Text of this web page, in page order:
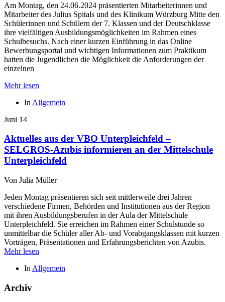
Am Montag, den 24.06.2024 präsentierten Mitarbeiterinnen und
Mitarbeiter des Julius Spitals und des Klinikum Würzburg Mitte den
Schülerinnen und Schülern der 7. Klassen und der Deutschklasse
ihre vielfältigen Ausbildungsmöglichkeiten im Rahmen eines
Schulbesuchs. Nach einer kurzen Einführung in das Online
Bewerbungsportal und wichtigen Informationen zum Praktikum
hatten die Jugendlichen die Möglichkeit die Anforderungen der
einzelnen
Mehr lesen
In Allgemein
Juni 14
Aktuelles aus der VBO Unterpleichfeld –
SELGROS-Azubis informieren an der Mittelschule
Unterpleichfeld
Von Julia Müller
Jeden Montag präsentieren sich seit mittlerweile drei Jahren
verschiedene Firmen, Behörden und Institutionen aus der Region
mit ihren Ausbildungsberufen in der Aula der Mittelschule
Unterpleichfeld. Sie erreichen im Rahmen einer Schulstunde so
unmittelbar die Schüler aller Ab- und Vorabgangsklassen mit kurzen
Vorträgen, Präsentationen und Erfahrungsberichten von Azubis.
Mehr lesen
In Allgemein
Archiv